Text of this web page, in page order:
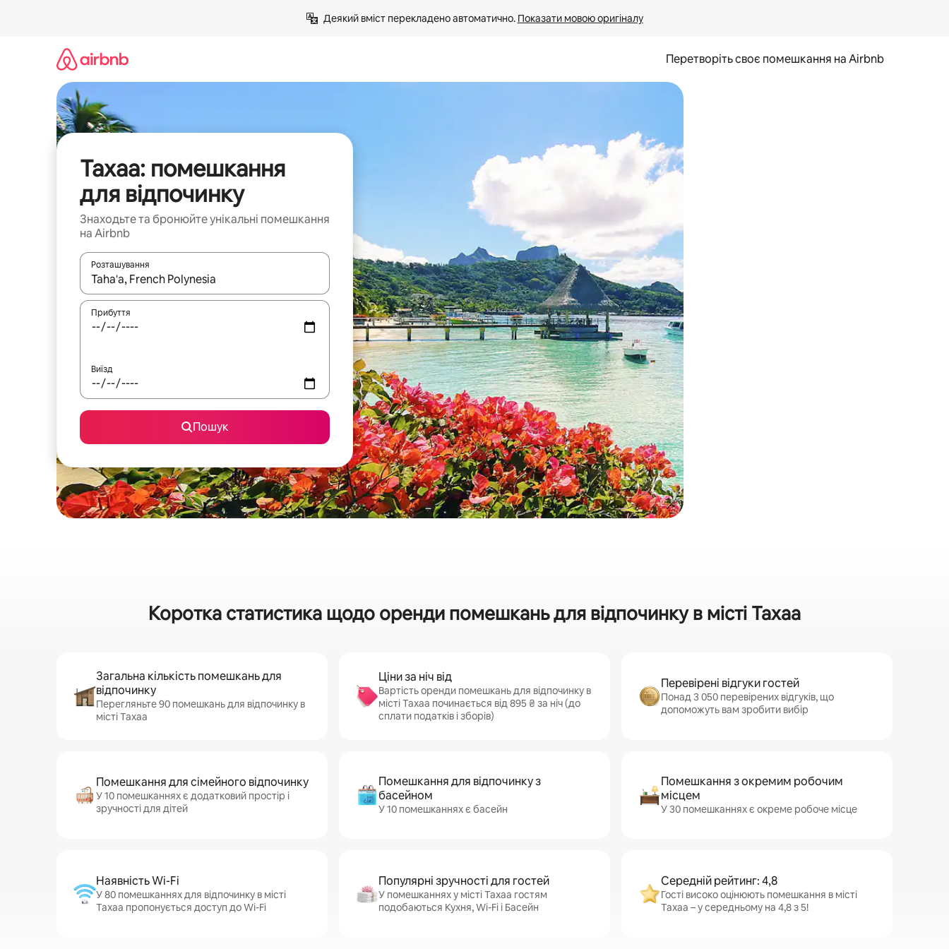
Деякий вміст перекладено автоматично. Показати мовою оригіналу
Перетворіть своє помешкання на Airbnb
Тахаа: помешкання
для відпочинку
Знаходьте та бронюйте унікальні помешкання
на Airbnb
Розташування
Отримавши результати пошуку, використовуйте для навігації сторінкою клавіші зі стрілками вгору та вниз або жести дотику та гортання.
Прибуття
Виїзд
Пошук
Коротка статистика щодо оренди помешкань для відпочинку в місті Тахаа
Загальна кількість помешкань для
відпочинку
Перегляньте 90 помешкань для відпочинку в
місті Тахаа
Ціни за ніч від
Вартість оренди помешкань для відпочинку в
місті Тахаа починається від 895 ₴ за ніч (до
сплати податків і зборів)
Перевірені відгуки гостей
Понад 3 050 перевірених відгуків, що
допоможуть вам зробити вибір
Помешкання для сімейного відпочинку
У 10 помешканнях є додатковий простір і
зручності для дітей
Помешкання для відпочинку з
басейном
У 10 помешканнях є басейн
Помешкання з окремим робочим
місцем
У 30 помешканнях є окреме робоче місце
Наявність Wi-Fi
У 80 помешканнях для відпочинку в місті
Тахаа пропонується доступ до Wi-Fi
Популярні зручності для гостей
У помешканнях у місті Тахаа гостям
подобаються Кухня, Wi-Fi і Басейн
Середній рейтинг: 4,8
Гості високо оцінюють помешкання в місті
Тахаа – у середньому на 4,8 з 5!